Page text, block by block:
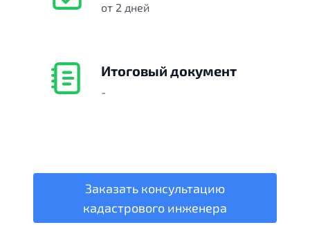
от 2 дней
Итоговый документ
-
Заказать консультацию
кадастрового инженера